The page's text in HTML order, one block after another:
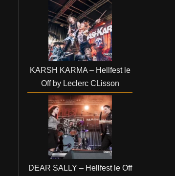
KARSH KARMA – Hellfest le
Off by Leclerc CLisson
DEAR SALLY – Hellfest le Off